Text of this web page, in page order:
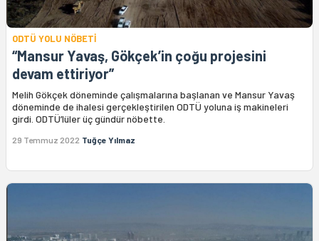
ODTÜ YOLU NÖBETİ
“Mansur Yavaş, Gökçek’in çoğu projesini
devam ettiriyor”
Melih Gökçek döneminde çalışmalarına başlanan ve Mansur Yavaş
döneminde de ihalesi gerçekleştirilen ODTÜ yoluna iş makineleri
girdi. ODTÜ’lüler üç gündür nöbette.
29 Temmuz 2022 Tuğçe Yılmaz